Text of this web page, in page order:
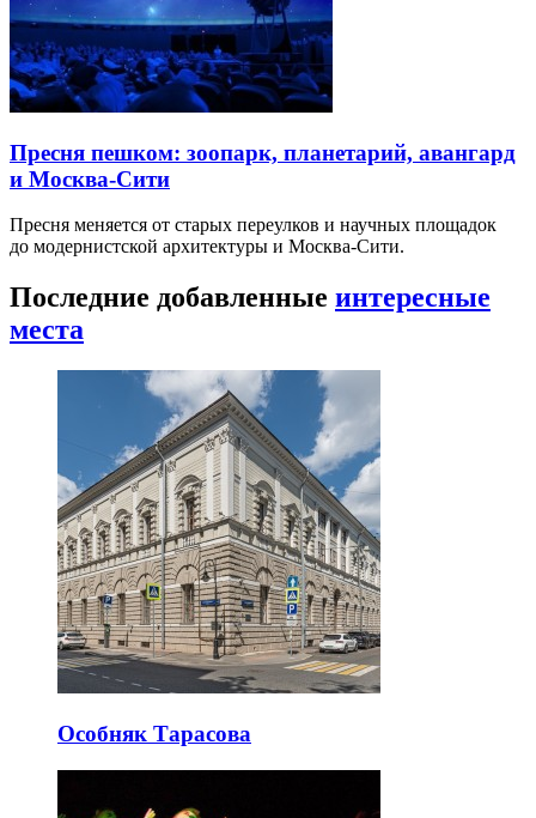
Пресня пешком: зоопарк, планетарий, авангард
и Москва-Сити
Пресня меняется от старых переулков и научных площадок
до модернистской архитектуры и Москва-Сити.
Последние добавленные интересные
места
Особняк Тарасова